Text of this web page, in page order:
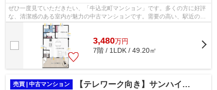
ぜひ一度見ていただきたい、「牛込北町マンション」です。多くの方に好評
な、清潔感のある室内が魅力の中古マンションです。需要の高い、駅近の物
件となっており、徒歩9分となっていま...
3,480万円
7階 / 1LDK / 49.20㎡
売買 | 中古マンション 【テレワーク向き】サンハイツ早稲田